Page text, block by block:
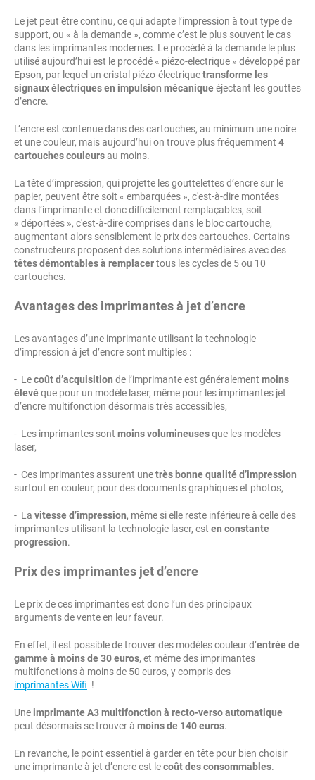
Le jet peut être continu, ce qui adapte l’impression à tout type de
support, ou « à la demande », comme c’est le plus souvent le cas
dans les imprimantes modernes. Le procédé à la demande le plus
utilisé aujourd’hui est le procédé « piézo-electrique » développé par
Epson, par lequel un cristal piézo-électriquetransforme les
signaux électriques en impulsion mécaniqueéjectant les gouttes
d’encre.
L’encre est contenue dans des cartouches, au minimum une noire
et une couleur, mais aujourd’hui on trouve plus fréquemment 4
cartouches couleursau moins.
La tête d’impression, qui projette les gouttelettes d’encre sur le
papier, peuvent être soit « embarquées », c'est-à-dire montées
dans l’imprimante et donc difficilement remplaçables, soit
« déportées », c'est-à-dire comprises dans le bloc cartouche,
augmentant alors sensiblement le prix des cartouches. Certains
constructeurs proposent des solutions intermédiaires avec des
têtes démontables à remplacertous les cycles de 5 ou 10
cartouches.
Avantages des imprimantes à jet d’encre
Les avantages d’une imprimante utilisant la technologie
d’impression à jet d’encre sont multiples :
- Lecoût d’acquisition de l’imprimante est généralement moins
élevéque pour un modèle laser, même pour les imprimantes jet
d’encre multifonction désormais très accessibles,
- Les imprimantes sont moins volumineusesque les modèles
laser,
- Ces imprimantes assurent unetrès bonne qualité d’impression
surtout en couleur, pour des documents graphiques et photos,
- La vitesse d’impression, même si elle reste inférieure à celle des
imprimantes utilisant la technologie laser, est en constante
progression.
Prix des imprimantes jet d’encre
Le prix de ces imprimantes est donc l’un des principaux
arguments de vente en leur faveur.
En effet, il est possible de trouver des modèles couleur d’entrée de
gamme à moins de 30 euros,et même des imprimantes
multifonctions à moins de 50 euros, y compris des
imprimantes Wifi !
Une imprimante A3 multifonction à recto-verso automatique
peut désormais se trouver à moins de 140 euros.
En revanche, le point essentiel à garder en tête pour bien choisir
une imprimante à jet d’encre est lecoût des consommables.